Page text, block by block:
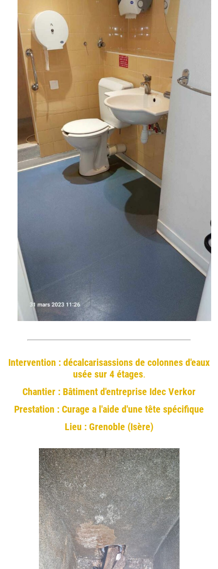
Intervention : décalcarisassions de colonnes d'eaux
usée sur 4 étages.
Chantier : Bâtiment d'entreprise Idec Verkor
Prestation : Curage a l'aide d'une tête spécifique
Lieu : Grenoble (Isère)